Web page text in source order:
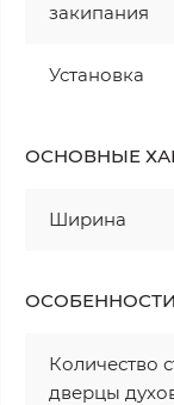
закипания
Установка
ОСНОВНЫЕ
Ширина
ОСОБЕННОСТИ
Количество
дверцы